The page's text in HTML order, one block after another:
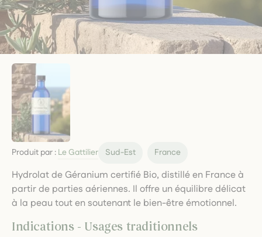
Produit par : Le Gattilier Sud-Est France
Hydrolat de Géranium certifié Bio, distillé en France à
partir de parties aériennes. Il offre un équilibre délicat
à la peau tout en soutenant le bien-être émotionnel.
Indications - Usages traditionnels